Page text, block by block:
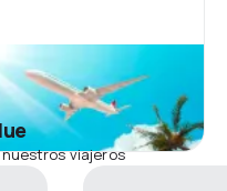
viajeros